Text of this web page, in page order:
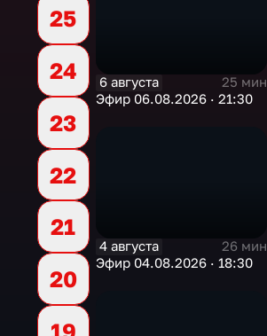
25
24
23
22
21
20
6 августа
25 мин
Эфир 06.08.2026 · 21:30
4 августа
26 мин
Эфир 04.08.2026 · 18:30